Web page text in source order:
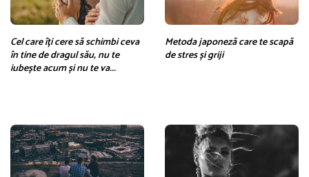
Cel care îți cere să schimbi ceva
în tine de dragul său, nu te
iubește acum și nu te va...
Metoda japoneză care te scapă
de stres și griji